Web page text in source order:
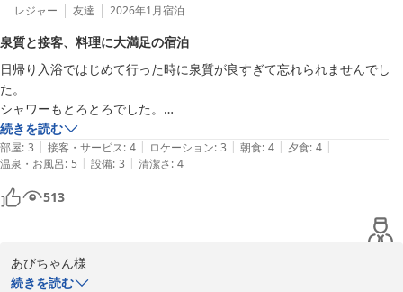
お部屋の寒さや館内の段差につきましては、ご不便をおかけし申し
頂いたご意見は今後の参考として大切に受け止め、より快適にお過
ごしいただけるよう工夫してまいります。
また機会がございましたら、トロトロ湯でゆっくりお寛ぎいただけ
れば幸いです。
平山温泉 奥山鹿温泉旅館
2026-03-24
レジャー 友達 2026年1月宿泊
泉質と接客、料理に大満足の宿泊
日帰り入浴ではじめて行った時に泉質が良すぎて忘れられませんでし
た。
シャワーもとろとろでした。
でも今は日帰り入浴がないので、泊まってみよう！と思い、友人と宿
泊。
お部屋も広く、接客も良く、料理も美味しかったです！夜ご飯は全部完
食したかったけど、量が多く食べきれないくらいでした。
大浴場の湯よりも、お部屋の湯の方がとろとろで何度も入りました。
ありがとうございました。
続きを読む
部屋: 3 | 接客・サービス: 4 | ロケーション: 3 | 朝食: 4 | 夕食: 4 |
温泉・お風呂: 5 | 設備: 3 | 清潔さ: 4
513
あびちゃん様
続きを読む